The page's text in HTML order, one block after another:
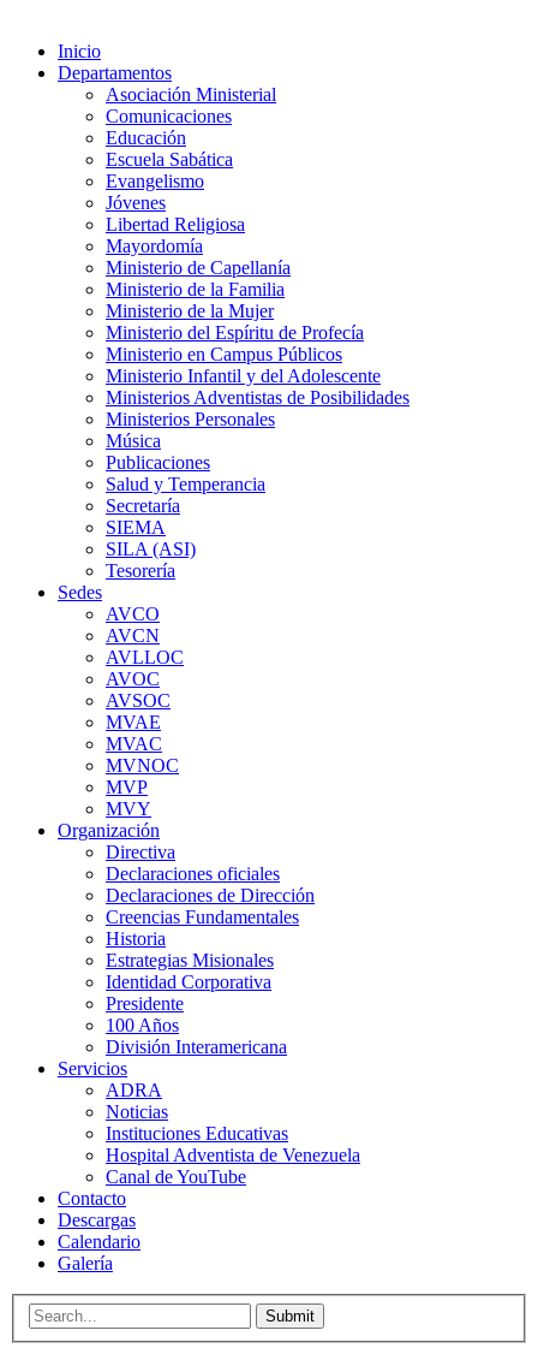
Inicio
Departamentos
Asociación Ministerial
Comunicaciones
Educación
Escuela Sabática
Evangelismo
Jóvenes
Libertad Religiosa
Mayordomía
Ministerio de Capellanía
Ministerio de la Familia
Ministerio de la Mujer
Ministerio del Espíritu de Profecía
Ministerio en Campus Públicos
Ministerio Infantil y del Adolescente
Ministerios Adventistas de Posibilidades
Ministerios Personales
Música
Publicaciones
Salud y Temperancia
Secretaría
SIEMA
SILA (ASI)
Tesorería
Sedes
AVCO
AVCN
AVLLOC
AVOC
AVSOC
MVAE
MVAC
MVNOC
MVP
MVY
Organización
Directiva
Declaraciones oficiales
Declaraciones de Dirección
Creencias Fundamentales
Historia
Estrategias Misionales
Identidad Corporativa
Presidente
100 Años
División Interamericana
Servicios
ADRA
Noticias
Instituciones Educativas
Hospital Adventista de Venezuela
Canal de YouTube
Contacto
Descargas
Calendario
Galería
Submit